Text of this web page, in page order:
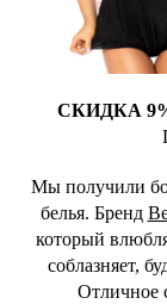
СКИДКА
Мы получили
белья. Бренд
который
соблазняет,
Отличное